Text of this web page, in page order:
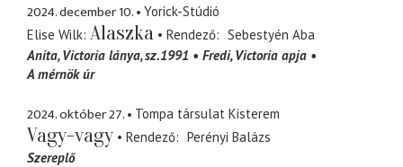
2024. december 10.
Yorick-Stúdió
Elise Wilk Alaszka Rendező
Sebestyén Aba
Anita Victoria lánya, sz.1991 Fredi Victoria apja
A mérnök úr
2024. október 27. Tompa társulat Kisterem
Vagy-vagy Rendező
Perényi Balázs
Szereplő